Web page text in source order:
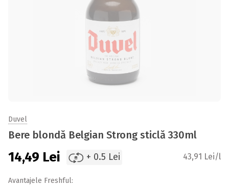
Duvel
Bere blondă Belgian Strong sticlă 330ml
14,49 Lei + 0.5 Lei 43,91 Lei/l
Avantajele Freshful: